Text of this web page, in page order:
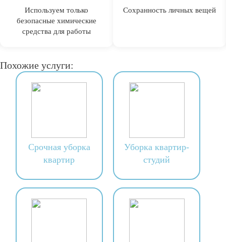
Используем только
безопасные химические
средства для работы
Сохранность личных вещей
Похожие услуги:
Срочная уборка
квартир
Уборка квартир-
студий